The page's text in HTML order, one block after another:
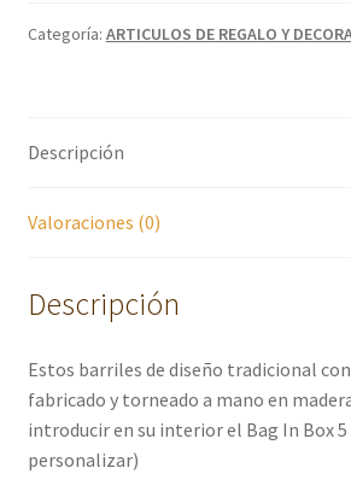
Categoría: ARTICULOS DE REGALO Y
Descripción
Valoraciones (0)
Descripción
Estos barriles de diseño tradicional
fabricado y torneado a mano en
introducir en su interior el Bag In Box 5
personalizar)